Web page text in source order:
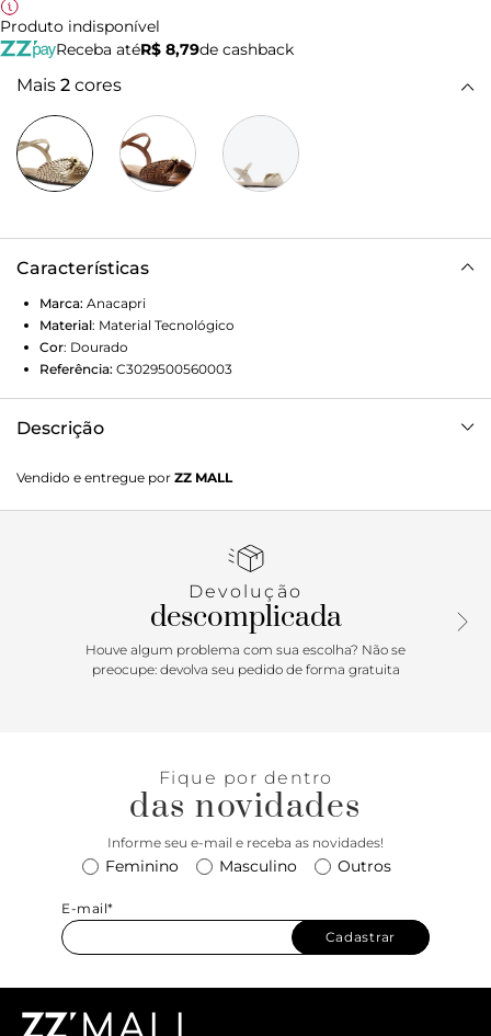
Produto indisponível
Receba atéR$ 8,79de cashback
Mais 2 cores
Características
Marca: Anacapri
Material: Material Tecnológico
Cor: Dourado
Referência: C3029500560003
Descrição
na cor dourada. De material similar ao couro e biqueira
arredondada, possui solado emborrachado, com leve
mais larga sobre os dedos, com aplicação de adorno
Apresenta tira traseira que contorna o calcanhar, que se
conecta na tira superior, com fecho afivelado na lateral do
tornozelo. Traz palmilha acolchoada no mesmo tom da
sandália, com assinatura Anacapri. Porque Apostar: O
per-fei-to e proporciona conforto absoluto para os pés,
deixando o visual incrível e chic.
Vendido e entregue por ZZ MALL
Devolução
descomplicada
Houve algum problema com sua escolha? Não se
preocupe: devolva seu pedido de forma gratuita
Fique por dentro
das novidades
Informe seu e-mail e receba as novidades!
Feminino Masculino Outros
E-mail*
Cadastrar